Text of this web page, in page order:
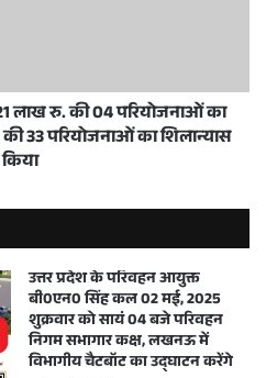
लाख रु. की 04 परियोजनाओं का
33 परियोजनाओं का शिलान्यास
किया
उत्तर प्रदेश के परिवहन आयुक्त
बी0एन0 सिंह कल 02 मई, 2025
शुक्रवार को सायं 04 बजे परिवहन
निगम सभागार कक्ष, लखनऊ में
विभागीय चैटबॉट का उद्घाटन करेंगे